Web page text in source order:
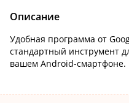
Описание
Удобная программа от
стандартный инструмент
вашем Android-смартфоне.